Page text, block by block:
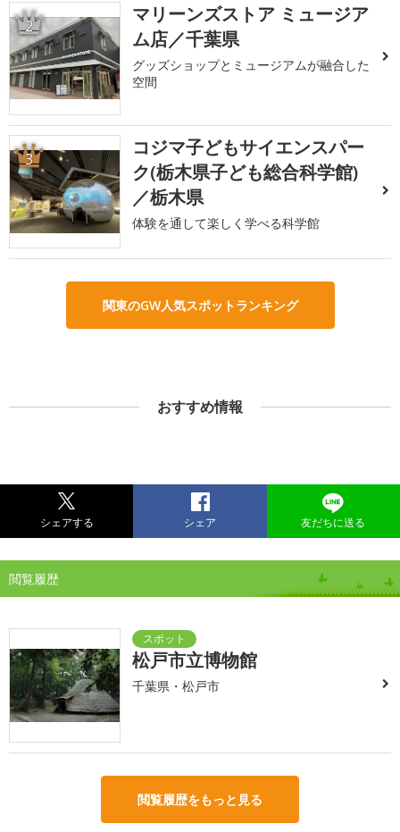
2
マリーンズストア ミュージア
ム店／千葉県
グッズショップとミュージアムが融合した
空間
3
コジマ子どもサイエンスパー
ク(栃木県子ども総合科学館)
／栃木県
体験を通して楽しく学べる科学館
関東のGW人気スポットランキング
おすすめ情報
シェアする シェア 友だちに送る
閲覧履歴
松戸市立博物館
千葉県・松戸市
閲覧履歴をもっと見る